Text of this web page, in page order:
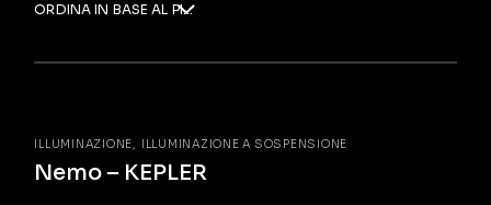
ORDINA IN BASE AL PIÙ RECENTE
ILLUMINAZIONE ILLUMINAZIONE A SOSPENSIONE
Nemo – KEPLER